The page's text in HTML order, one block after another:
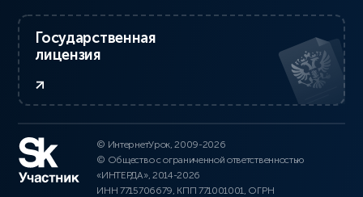
Государственная
лицензия
© ИнтернетУрок, 2009-2026
© Общество с ограниченной ответственностью
«ИНТЕРДА», 2014-2026
ИНН 7715706679, КПП 771001001, ОГРН